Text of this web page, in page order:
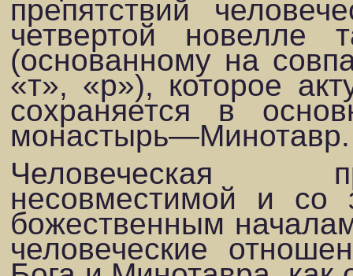
препятствий
четвертой новелле
(основанному на
«т», «р»), которое
со­храняется в
монастырь—Минотавр.
Человеческая
несовместимой и
божественным
человечес­кие